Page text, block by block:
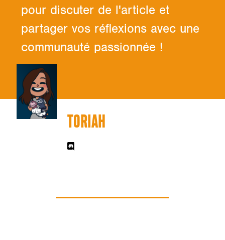
pour discuter de l'article et
partager vos réflexions avec une
communauté passionnée !
TORIAH